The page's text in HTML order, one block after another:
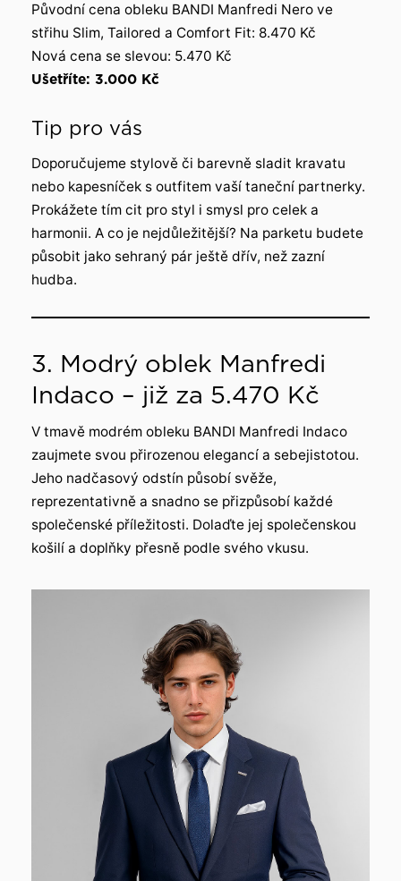
Původní cena obleku BANDI Manfredi Nero ve
střihu Slim, Tailored a Comfort Fit: 8.470 Kč
Nová cena se slevou: 5.470 Kč
Ušetříte: 3.000 Kč
Tip pro vás
Doporučujeme stylově či barevně sladit kravatu
nebo kapesníček s outfitem vaší taneční partnerky.
Prokážete tím cit pro styl i smysl pro celek a
harmonii. A co je nejdůležitější? Na parketu budete
působit jako sehraný pár ještě dřív, než zazní
hudba.
3. Modrý oblek Manfredi
Indaco – již za 5.470 Kč
V tmavě modrém obleku BANDI Manfredi Indaco
zaujmete svou přirozenou elegancí a sebejistotou.
Jeho nadčasový odstín působí svěže,
reprezentativně a snadno se přizpůsobí každé
společenské příležitosti. Dolaďte jej společenskou
košilí a doplňky přesně podle svého vkusu.